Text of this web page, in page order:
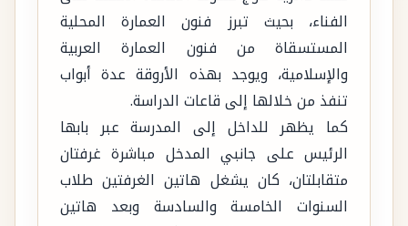
الفناء، بحيث تبرز فنون العمارة المحلية
المستسقاة من فنون العمارة العربية
والإسلامية، ويوجد بهذه الأروقة عدة أبواب
تنفذ من خلالها إلى قاعات الدراسة.
كما يظهر للداخل إلى المدرسة عبر بابها
الرئيس على جانبي المدخل مباشرة غرفتان
متقابلتان، كان يشغل هاتين الغرفتين طلاب
السنوات الخامسة والسادسة وبعد هاتين